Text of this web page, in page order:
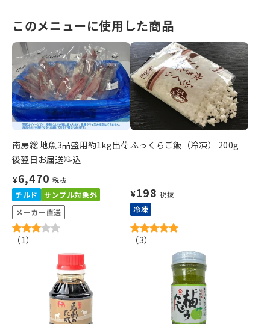
このメニューに使用した商品
南房総 地魚3品盛用約1kg出荷
後翌日お届送料込
¥6,470 税抜
チルド
サンプル対象外
メーカー直送
（1）
ふっくらご飯（冷凍） 200g
¥198 税抜
冷凍
（3）